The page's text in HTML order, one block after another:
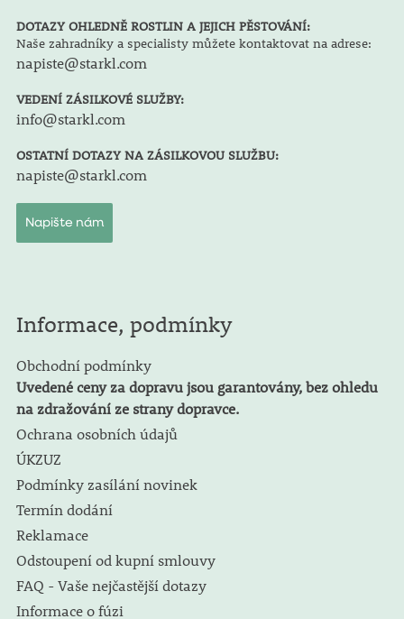
DOTAZY OHLEDNĚ ROSTLIN A JEJICH PĚSTOVÁNÍ:
Naše zahradníky a specialisty můžete kontaktovat na adrese:
napiste@starkl.com
VEDENÍ ZÁSILKOVÉ SLUŽBY:
info@starkl.com
OSTATNÍ DOTAZY NA ZÁSILKOVOU SLUŽBU:
napiste@starkl.com
Napište nám
Informace, podmínky
Obchodní podmínky
Uvedené ceny za dopravu jsou garantovány, bez ohledu
na zdražování ze strany dopravce.
Ochrana osobních údajů
ÚKZUZ
Podmínky zasílání novinek
Termín dodání
Reklamace
Odstoupení od kupní smlouvy
FAQ - Vaše nejčastější dotazy
Informace o fúzi